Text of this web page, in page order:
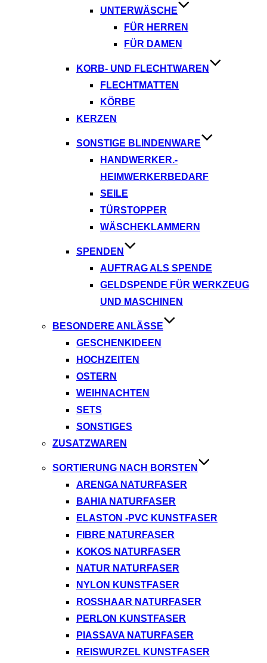
UNTERWÄSCHE
FÜR HERREN
FÜR DAMEN
KORB- UND FLECHTWAREN
FLECHTMATTEN
KÖRBE
KERZEN
SONSTIGE BLINDENWARE
HANDWERKER.-
HEIMWERKERBEDARF
SEILE
TÜRSTOPPER
WÄSCHEKLAMMERN
SPENDEN
AUFTRAG ALS SPENDE
GELDSPENDE FÜR WERKZEUG
UND MASCHINEN
BESONDERE ANLÄSSE
GESCHENKIDEEN
HOCHZEITEN
OSTERN
WEIHNACHTEN
SETS
SONSTIGES
ZUSATZWAREN
SORTIERUNG NACH BORSTEN
ARENGA NATURFASER
BAHIA NATURFASER
ELASTON -PVC KUNSTFASER
FIBRE NATURFASER
KOKOS NATURFASER
NATUR NATURFASER
NYLON KUNSTFASER
ROSSHAAR NATURFASER
PERLON KUNSTFASER
PIASSAVA NATURFASER
REISWURZEL KUNSTFASER